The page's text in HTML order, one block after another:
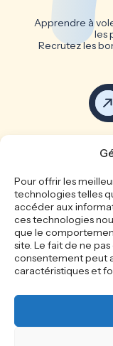
Pour offrir les
technologies telles
accéder aux
ces technologies
que le
site. Le fait de ne
consentement peut
caractéristiques et
Apprendre à
les
Recrutez les
Les
Accueil
Recrutement
Candidature
Actualités
confidentialité